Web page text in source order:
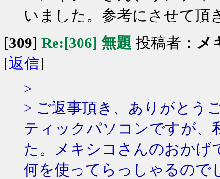
いました。参考にさせて頂
[309] Re:[306] 無題 投稿者： メ
[返信]
>
> ご返事頂き、ありがとう
ティックパソコンですが、
た。メキシコさんのおかげ
何を使ってらっしゃるので